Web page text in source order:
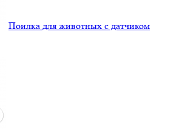
Поилка для животных с датчиком